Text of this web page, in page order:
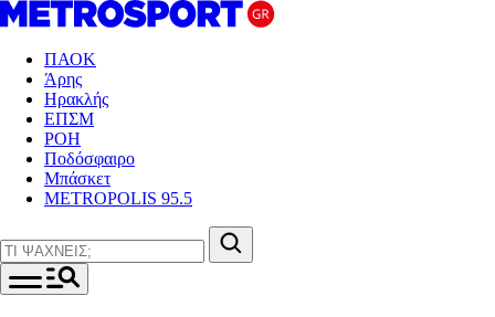
ΠΑΟΚ
Άρης
Ηρακλής
ΕΠΣΜ
ΡΟΗ
Ποδόσφαιρο
Μπάσκετ
METROPOLIS 95.5